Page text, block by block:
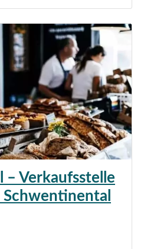
– Verkaufsstelle
Schwentinental